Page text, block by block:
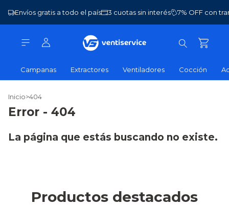
Envíos gratis a todo el país 3 cuotas sin interés 7% OFF con
Campanas Extractores Ventiladores Cocción
Inicio>404
Error - 404
La página que estás buscando no existe.
Productos destacados